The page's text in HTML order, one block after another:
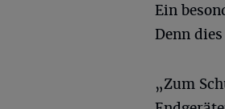
Ein
Denn
„Zum